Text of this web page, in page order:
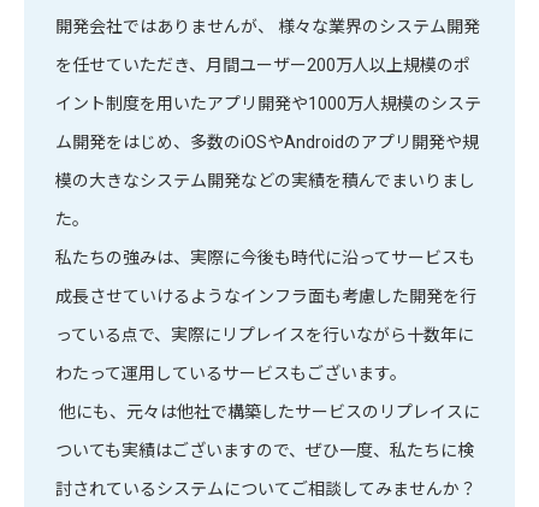
開発会社ではありませんが、 様々な業界のシステム開発
を任せていただき、月間ユーザー200万人以上規模のポ
イント制度を用いたアプリ開発や1000万人規模のシステ
ム開発をはじめ、多数のiOSやAndroidのアプリ開発や規
模の大きなシステム開発などの実績を積んでまいりまし
た。
私たちの強みは、実際に今後も時代に沿ってサービスも
成長させていけるようなインフラ面も考慮した開発を行
っている点で、実際にリプレイスを行いながら十数年に
わたって運用しているサービスもございます。
他にも、元々は他社で構築したサービスのリプレイスに
ついても実績はございますので、ぜひ一度、私たちに検
討されているシステムについてご相談してみませんか？